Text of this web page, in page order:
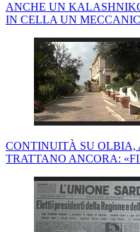
ANCHE UN
IN CELLA UN
CONTINUITÀ SU OLBIA,
TRATTANO ANCORA: